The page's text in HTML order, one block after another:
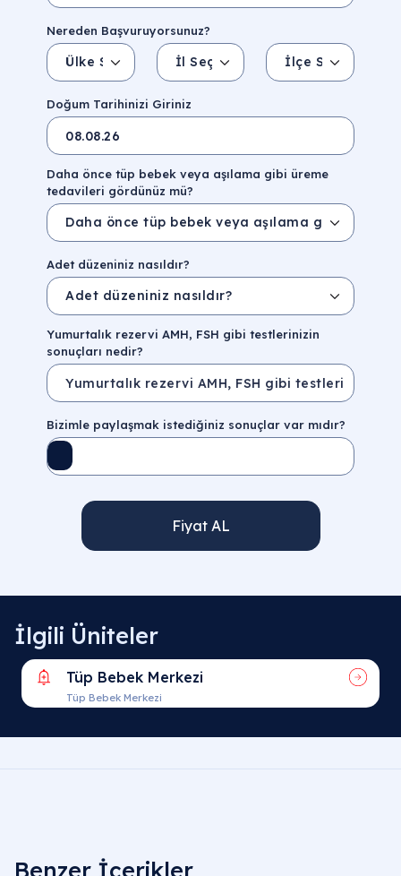
Nereden Başvuruyorsunuz?
Ülke Seçin
İl Seçin İlçe Seçin
Doğum Tarihinizi Giriniz
Daha önce tüp bebek veya aşılama gibi üreme
tedavileri gördünüz mü?
Adet düzeniniz nasıldır?
Yumurtalık rezervi AMH, FSH gibi testlerinizin
sonuçları nedir?
Bizimle paylaşmak istediğiniz sonuçlar var mıdır?
Fiyat AL
İlgili Üniteler
Tüp Bebek Merkezi
Tüp Bebek Merkezi
Benzer İçerikler